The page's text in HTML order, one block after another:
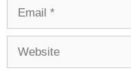
Email
Website